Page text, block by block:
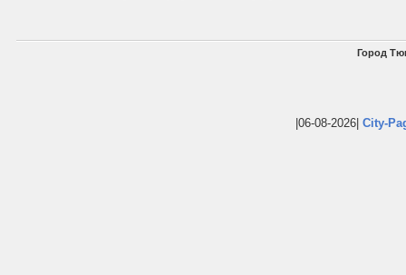
Город
|06-08-2026| City-